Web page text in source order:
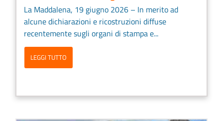
La Maddalena, 19 giugno 2026 – In merito ad
alcune dichiarazioni e ricostruzioni diffuse
recentemente sugli organi di stampa e...
LEGGI TUTTO